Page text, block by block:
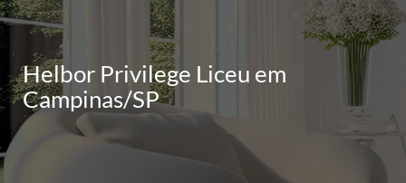
Helbor Privilege Liceu em
Campinas/SP